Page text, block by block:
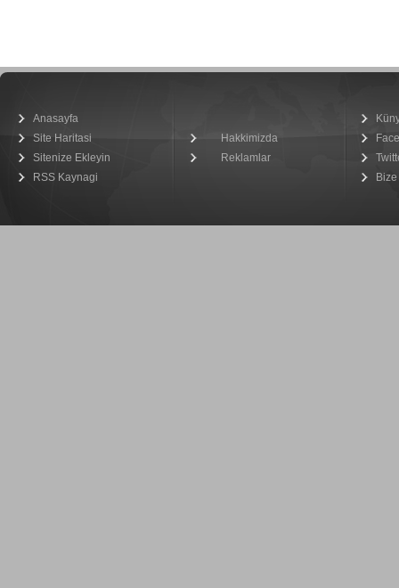
Anasayfa
Site Haritasi
Sitenize Ekleyin
RSS Kaynagi
Hakkimizda
Reklamlar